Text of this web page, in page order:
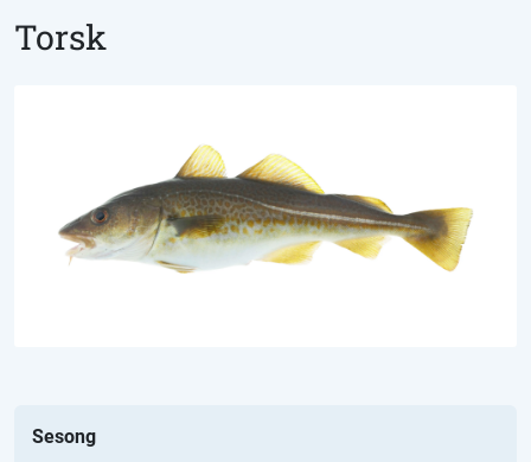
Torsk
Sesong
Kontakt oss